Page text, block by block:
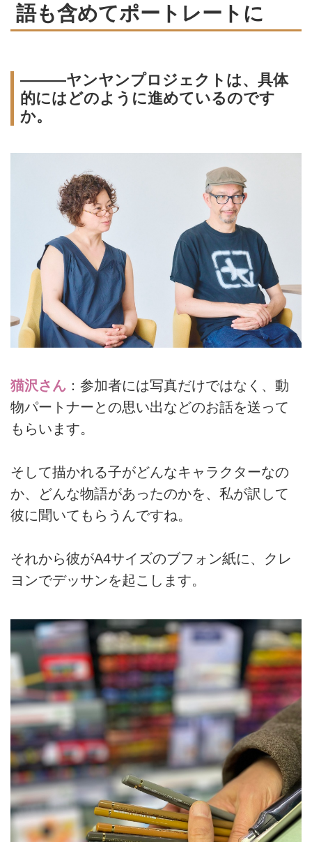
語も含めてポートレートに
―――ヤンヤンプロジェクトは、具体
的にはどのように進めているのです
か。
猫沢さん ：参加者には写真だけではなく、動
物パートナーとの思い出などのお話を送って
もらいます。
そして描かれる子がどんなキャラクターなの
か、どんな物語があったのかを、私が訳して
彼に聞いてもらうんですね。
それから彼がA4サイズのブフォン紙に、クレ
ヨンでデッサンを起こします。